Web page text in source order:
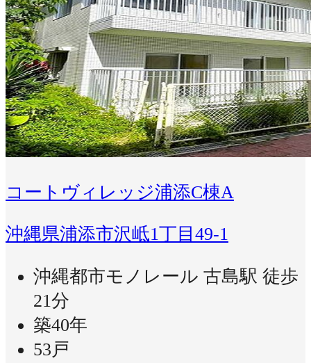
コートヴィレッジ浦添C棟A
沖縄県浦添市沢岻1丁目49-1
沖縄都市モノレール 古島駅 徒歩
21分
築40年
53戸